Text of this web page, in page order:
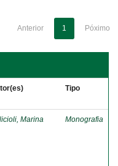
Anterior 1 Póximo
Tipo
Marina Monografia